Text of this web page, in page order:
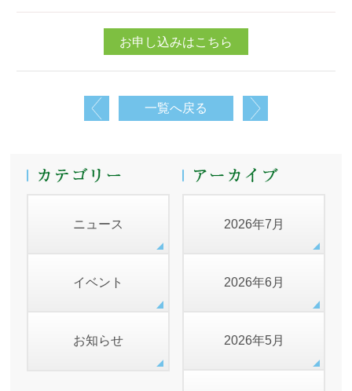
お申し込みはこちら
一覧へ戻る
ニュース
イベント
お知らせ
2026年7月
2026年6月
2026年5月